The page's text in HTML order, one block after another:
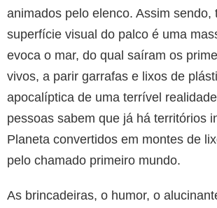
animados pelo elenco. Assim sendo,
superfície visual do palco é uma
evoca o mar, do qual saíram os
vivos, a parir garrafas e lixos de
apocalíptica de uma terrível
pessoas sabem que já há territórios
Planeta convertidos em montes de
pelo chamado primeiro mundo.
As brincadeiras, o humor, o